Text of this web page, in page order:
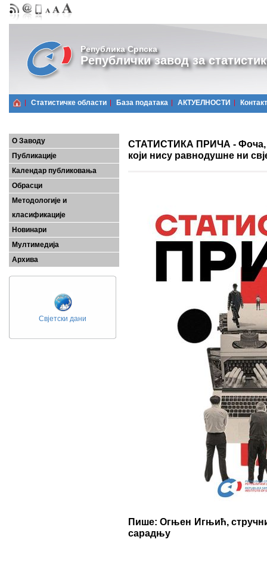
Република Српска
Републички завод за
Статистичке области Базa података АКТУЕЛНОСТИ Контакт
О Заводу
Публикације
Календар публиковања
Обрасци
Методологије и
класификације
Новинари
Мултимедија
Архива
Свјетски дани
СТАТИСТИКА ПРИЧА - Фоча,
који нису равнодушне ни
Пише: Огњен Игњић, стручни
сарадњу